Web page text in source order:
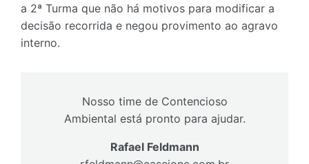
a 2ª Turma que não há motivos para modificar a
decisão recorrida e negou provimento ao agravo
interno.
Nosso time de Contencioso
Ambiental está pronto para ajudar.
Rafael Feldmann